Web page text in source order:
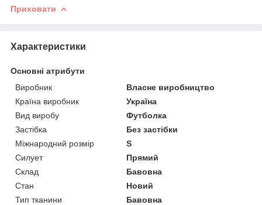
Приховати
Характеристики
Основні атрибути
Виробник
Власне виробництво
Країна виробник
Україна
Вид виробу
Футболка
Застібка
Без застібки
Міжнародний розмір
S
Силует
Прямий
Склад
Бавовна
Стан
Новий
Тип тканини
Бавовна